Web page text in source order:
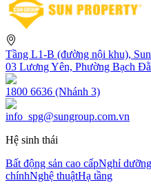
Tầng L1-B (đường nội khu),
03 Lương Yên, Phường Bạch
1800 6636 (Nhánh 3)
info_spg@sungroup.com.vn
Hệ sinh thái
Bất động sản cao cấpNghỉ
chínhNghệ thuậtHạ tầng